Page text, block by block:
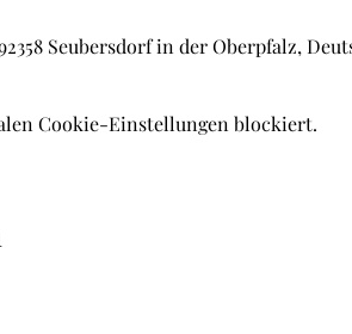
Seubersdorf in der Oberpfalz,
Cookie-Einstellungen blockiert.